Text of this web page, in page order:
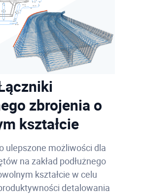
zbrojenia o
kształcie
ulepszone możliwości dla
na zakład podłużnego
kształcie w celu
detalowania